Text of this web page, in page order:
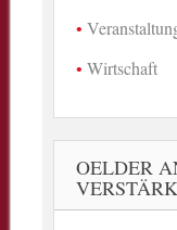
Wirtschaft
OELDER